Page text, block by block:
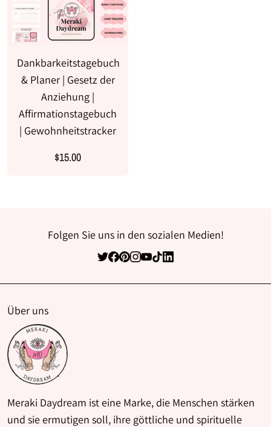
Dankbarkeitstagebuch
& Planer | Gesetz der
Anziehung |
Affirmationstagebuch
| Gewohnheitstracker
$15.00
Folgen Sie uns in den sozialen Medien!
Über uns
Meraki Daydream ist eine Marke, die Menschen stärken
und sie ermutigen soll, ihre göttliche und spirituelle